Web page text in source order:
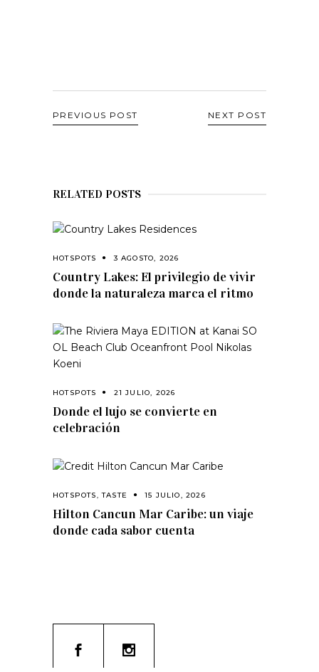
PREVIOUS POST NEXT POST
RELATED POSTS
HOTSPOTS 3 AGOSTO, 2026
Country Lakes: El privilegio de vivir
donde la naturaleza marca el ritmo
HOTSPOTS 21 JULIO, 2026
Donde el lujo se convierte en
celebración
HOTSPOTS,TASTE 15 JULIO, 2026
Hilton Cancun Mar Caribe: un viaje
donde cada sabor cuenta